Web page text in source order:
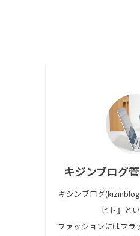
キジンブログ
キジンブログ
ヒト』とい
ファッションにはフラ